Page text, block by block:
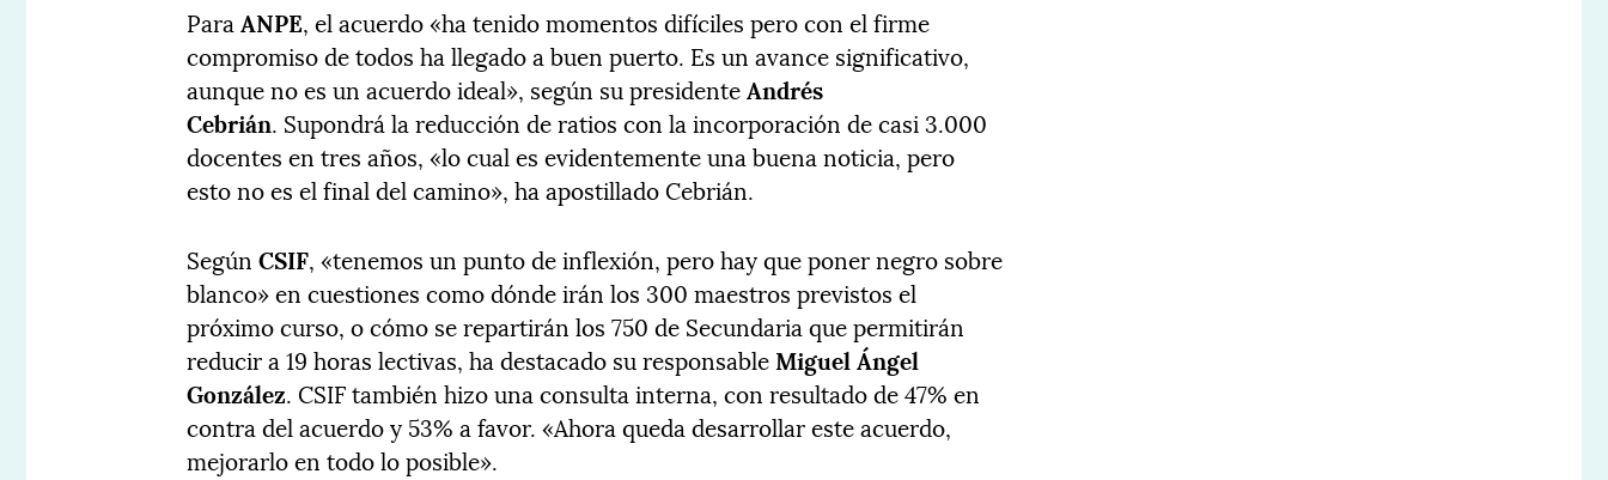
ParaANPE, el acuerdo «ha tenido momentos difíciles pero con el firme
compromiso de todos ha llegado a buen puerto. Es un avance significativo,
aunque no es un acuerdo ideal», según su presidenteAndrés
Cebrián. Supondrá la reducción de ratios con la incorporación de casi 3.000
docentes en tres años, «lo cual es evidentemente una buena noticia, pero
esto no es el final del camino», ha apostillado Cebrián.
SegúnCSIF, «tenemos un punto de inflexión, pero hay que poner negro sobre
blanco» en cuestiones como dónde irán los 300 maestros previstos el
próximo curso, o cómo se repartirán los 750 de Secundaria que permitirán
reducir a 19 horas lectivas, ha destacado su responsable Miguel Ángel
González. CSIF también hizo una consulta interna, con resultado de 47% en
contra del acuerdo y 53% a favor. «Ahora queda desarrollar este acuerdo,
mejorarlo en todo lo posible».